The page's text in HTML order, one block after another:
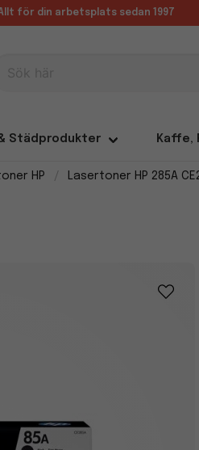
för din arbetsplats sedan 1997
Städprodukter Kaffe,
HP Lasertoner HP 285A